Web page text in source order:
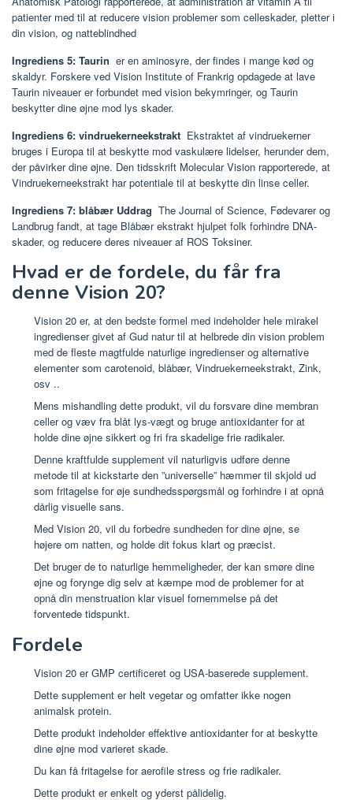
patienter med til at reducere vision problemer som celleskader, pletter i
din vision, og natteblindhed
Ingrediens 5: Taurin er en aminosyre, der findes i mange kød og
skaldyr. Forskere ved Vision Institute of Frankrig opdagede at lave
Taurin niveauer er forbundet med vision bekymringer, og Taurin
beskytter dine øjne mod lys skader.
Ingrediens 6: vindruekerneekstrakt Ekstraktet af vindruekerner
bruges i Europa til at beskytte mod vaskulære lidelser, herunder dem,
der påvirker dine øjne. Den tidsskrift Molecular Vision rapporterede, at
Vindruekerneekstrakt har potentiale til at beskytte din linse celler.
Ingrediens 7: blåbær Uddrag The Journal of Science, Fødevarer og
Landbrug fandt, at tage Blåbær ekstrakt hjulpet folk forhindre DNA-
skader, og reducere deres niveauer af ROS Toksiner.
Hvad er de fordele, du får fra
denne Vision 20?
Vision 20 er, at den bedste formel med indeholder hele mirakel
ingredienser givet af Gud natur til at helbrede din vision problem
med de fleste magtfulde naturlige ingredienser og alternative
elementer som carotenoid, blåbær, Vindruekerneekstrakt, Zink,
osv ..
Mens mishandling dette produkt, vil du forsvare dine membran
celler og væv fra blåt lys-vægt og bruge antioxidanter for at
holde dine øjne sikkert og fri fra skadelige frie radikaler.
Denne kraftfulde supplement vil naturligvis udføre denne
metode til at kickstarte den ”universelle” hæmmer til skjold ud
som fritagelse for øje sundhedsspørgsmål og forhindre i at opnå
dårlig visuelle sans.
Med Vision 20, vil du forbedre sundheden for dine øjne, se
højere om natten, og holde dit fokus klart og præcist.
Det bruger de to naturlige hemmeligheder, der kan smøre dine
øjne og forynge dig selv at kæmpe mod de problemer for at
opnå din menstruation klar visuel fornemmelse på det
forventede tidspunkt.
Fordele
Vision 20 er GMP certificeret og USA-baserede supplement.
Dette supplement er helt vegetar og omfatter ikke nogen
animalsk protein.
Dette produkt indeholder effektive antioxidanter for at beskytte
dine øjne mod varieret skade.
Du kan få fritagelse for aerofile stress og frie radikaler.
Dette produkt er enkelt og yderst pålidelig.